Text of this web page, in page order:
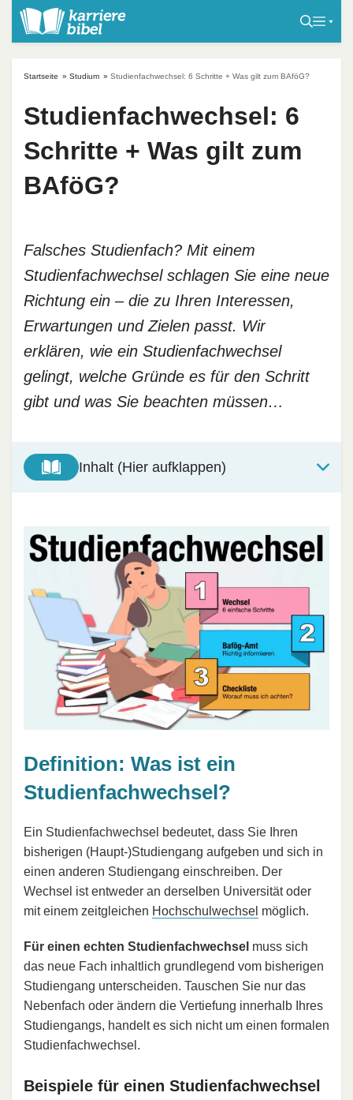
Startseite » Studium » Studienfachwechsel: 6 Schritte + Was gilt zum BAföG?
Studienfachwechsel: 6
Schritte + Was gilt zum
BAföG?
Falsches Studienfach? Mit einem
Studienfachwechsel schlagen Sie eine neue
Richtung ein – die zu Ihren Interessen,
Erwartungen und Zielen passt. Wir
erklären, wie ein Studienfachwechsel
gelingt, welche Gründe es für den Schritt
gibt und was Sie beachten müssen…
Inhalt (Hier aufklappen)
Definition: Was ist ein
Studienfachwechsel?
Ein Studienfachwechsel bedeutet, dass Sie Ihren
bisherigen (Haupt-)Studiengang aufgeben und sich in
einen anderen Studiengang einschreiben. Der
Wechsel ist entweder an derselben Universität oder
mit einem zeitgleichen Hochschulwechsel möglich.
Für einen echten Studienfachwechsel muss sich
das neue Fach inhaltlich grundlegend vom bisherigen
Studiengang unterscheiden. Tauschen Sie nur das
Nebenfach oder ändern die Vertiefung innerhalb Ihres
Studiengangs, handelt es sich nicht um einen formalen
Studienfachwechsel.
Beispiele für einen Studienfachwechsel